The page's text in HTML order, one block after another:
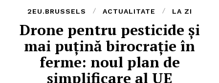
2EU.BRUSSELS ACTUALITATE LA ZI
Drone pentru pesticide și
mai puțină birocrație în
ferme: noul plan de
simplificare al UE